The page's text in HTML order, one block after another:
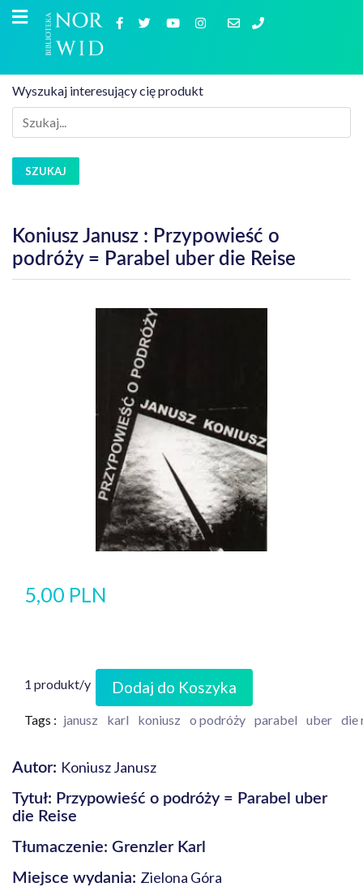
Wyszukaj interesujący cię produkt
SZUKAJ
Koniusz Janusz : Przypowieść o
podróży = Parabel uber die Reise
5,00 PLN
1 produkt/y Dodaj do Koszyka
Tags : janusz karl koniusz o podróży parabel uber die
Autor: Koniusz Janusz
Tytuł: Przypowieść o podróży = Parabel uber
die Reise
Tłumaczenie: Grenzler Karl
Miejsce wydania: Zielona Góra